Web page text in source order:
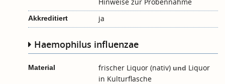
Hinweise zur Probennahme
Akkreditiert ja
Haemophilus influenzae
Material frischer Liquor (nativ) und Liquor
in Kulturflasche